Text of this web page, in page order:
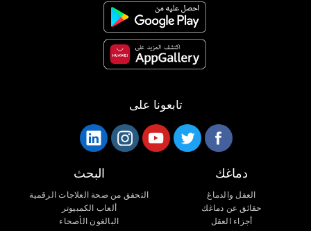
تابعونا على
دماغك
العقل والدماغ
حقائق عن دماغك
أجزاء العقل
البحث
التحقق من صحة العلاجات الرقمية
ألعاب الكمبيوتر
البالغون الأصحاء